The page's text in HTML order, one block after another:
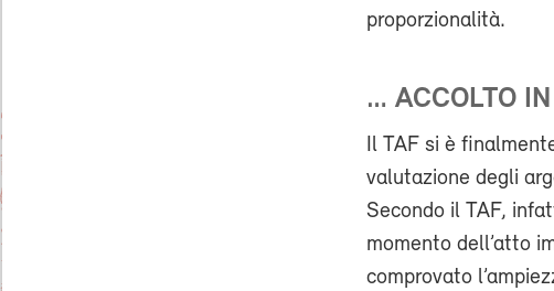
proporzionalità.
… ACCOLTO
Il TAF si è
valutazione degli
Secondo il TAF,
momento dell’atto
comprovato